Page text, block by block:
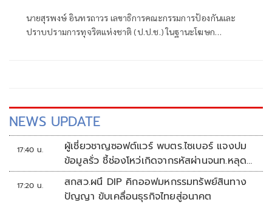
นายสุรพงษ์ อินทรถาวร เลขาธิการคณะกรรมการป้องกันและ
ปราบปรามการทุจริตแห่งชาติ (ป.ป.ช.) ในฐานะโฆษก
NEWS UPDATE
17:40 น.
ผู้เชี่ยวชาญซอฟต์แวร์ พบตร.ไซเบอร์ แจงปม
ข้อมูลรั่ว ชี้ช่องโหว่เกิดจากรหัสผ่านจนท.หลุด
ไม่ใช่ถูกแฮกระบบ
17:20 น.
สกสว.ผนึ DIP คิกออฟมหกรรมทรัพย์สินทาง
ปัญญา ขับเคลื่อนธุรกิจไทยสู่อนาคต